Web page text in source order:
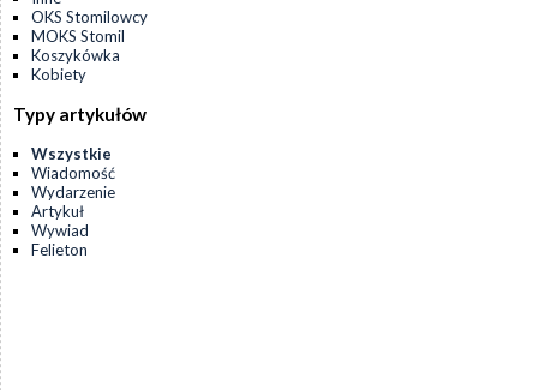
OKS Stomilowcy
MOKS Stomil
Koszykówka
Kobiety
Typy artykułów
Wszystkie
Wiadomość
Wydarzenie
Artykuł
Wywiad
Felieton